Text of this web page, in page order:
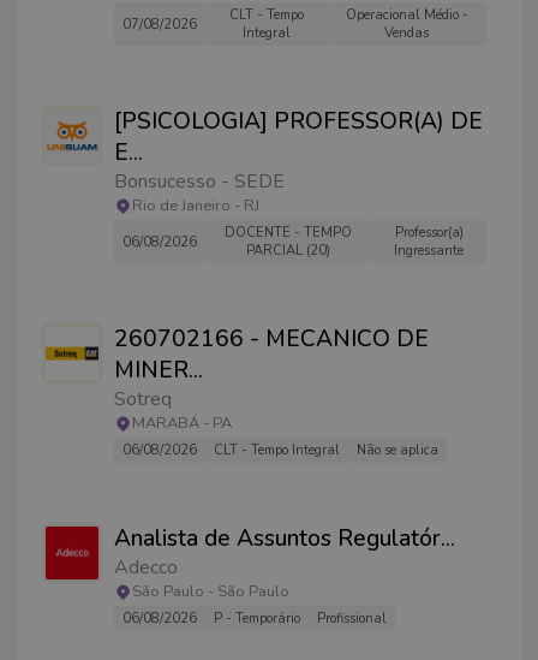
07/08/2026
CLT - Tempo
Integral
Operacional Médio -
Vendas
[PSICOLOGIA] PROFESSOR(A) DE
E...
Bonsucesso - SEDE
Rio de Janeiro - RJ
06/08/2026
DOCENTE - TEMPO
PARCIAL (20)
Professor(a)
Ingressante
260702166 - MECANICO DE
MINER...
Sotreq
MARABÁ - PA
06/08/2026 CLT - Tempo Integral Não se aplica
Analista de Assuntos Regulatór...
Adecco
São Paulo - São Paulo
06/08/2026 P - Temporário Profissional